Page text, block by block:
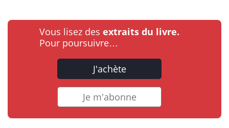
Vous lisez des extraits du livre.
Pour poursuivre…
J'achète
Je m'abonne